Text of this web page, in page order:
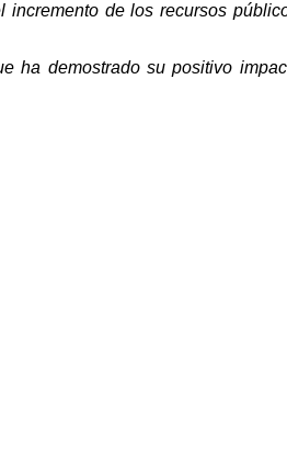
de los recursos
ha demostrado su positivo